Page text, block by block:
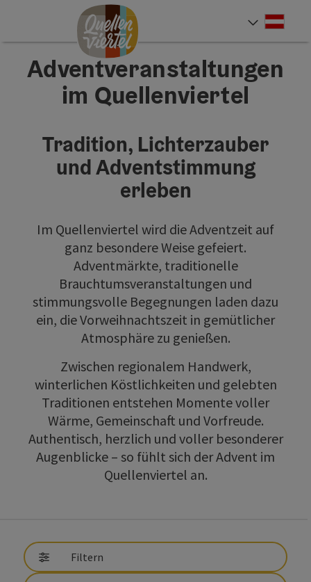
Zum InhaltAccesskey
[0]
Zur Navigation Accesskey
[1]
Zum Seitenanfang Accesskey
[2]
Adventveranstaltungen
im Quellenviertel
Tradition, Lichterzauber
und Adventstimmung
erleben
Im Quellenviertel wird die Adventzeit auf
ganz besondere Weise gefeiert.
Adventmärkte, traditionelle
Brauchtumsveranstaltungen und
stimmungsvolle Begegnungen laden dazu
ein, die Vorweihnachtszeit in gemütlicher
Atmosphäre zu genießen.
Zwischen regionalem Handwerk,
winterlichen Köstlichkeiten und gelebten
Traditionen entstehen Momente voller
Wärme, Gemeinschaft und Vorfreude.
Authentisch, herzlich und voller besonderer
Augenblicke – so fühlt sich der Advent im
Quellenviertel an.
Filtern